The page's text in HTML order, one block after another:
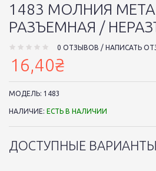
1483 МОЛНИЯ
РАЗЪЕМНАЯ /
0 ОТЗЫВОВ / НАПИСАТЬ
16,40₴
МОДЕЛЬ: 1483
НАЛИЧИЕ: ЕСТЬ В НАЛИЧИИ
ДОСТУПНЫЕ ВАРИАНТЫ